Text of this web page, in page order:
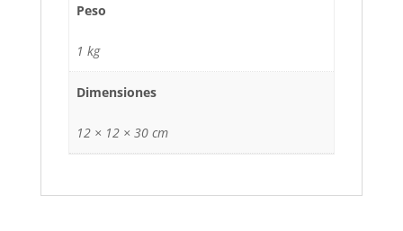
Peso
1 kg
Dimensiones
12 × 12 × 30 cm